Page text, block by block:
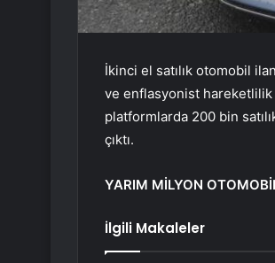
İkinci el satılık otomobil
ve enflasyonist hareketlilik
platformlarda 200 bin
çıktı.
YARIM MİLYON
İlgili Makaleler